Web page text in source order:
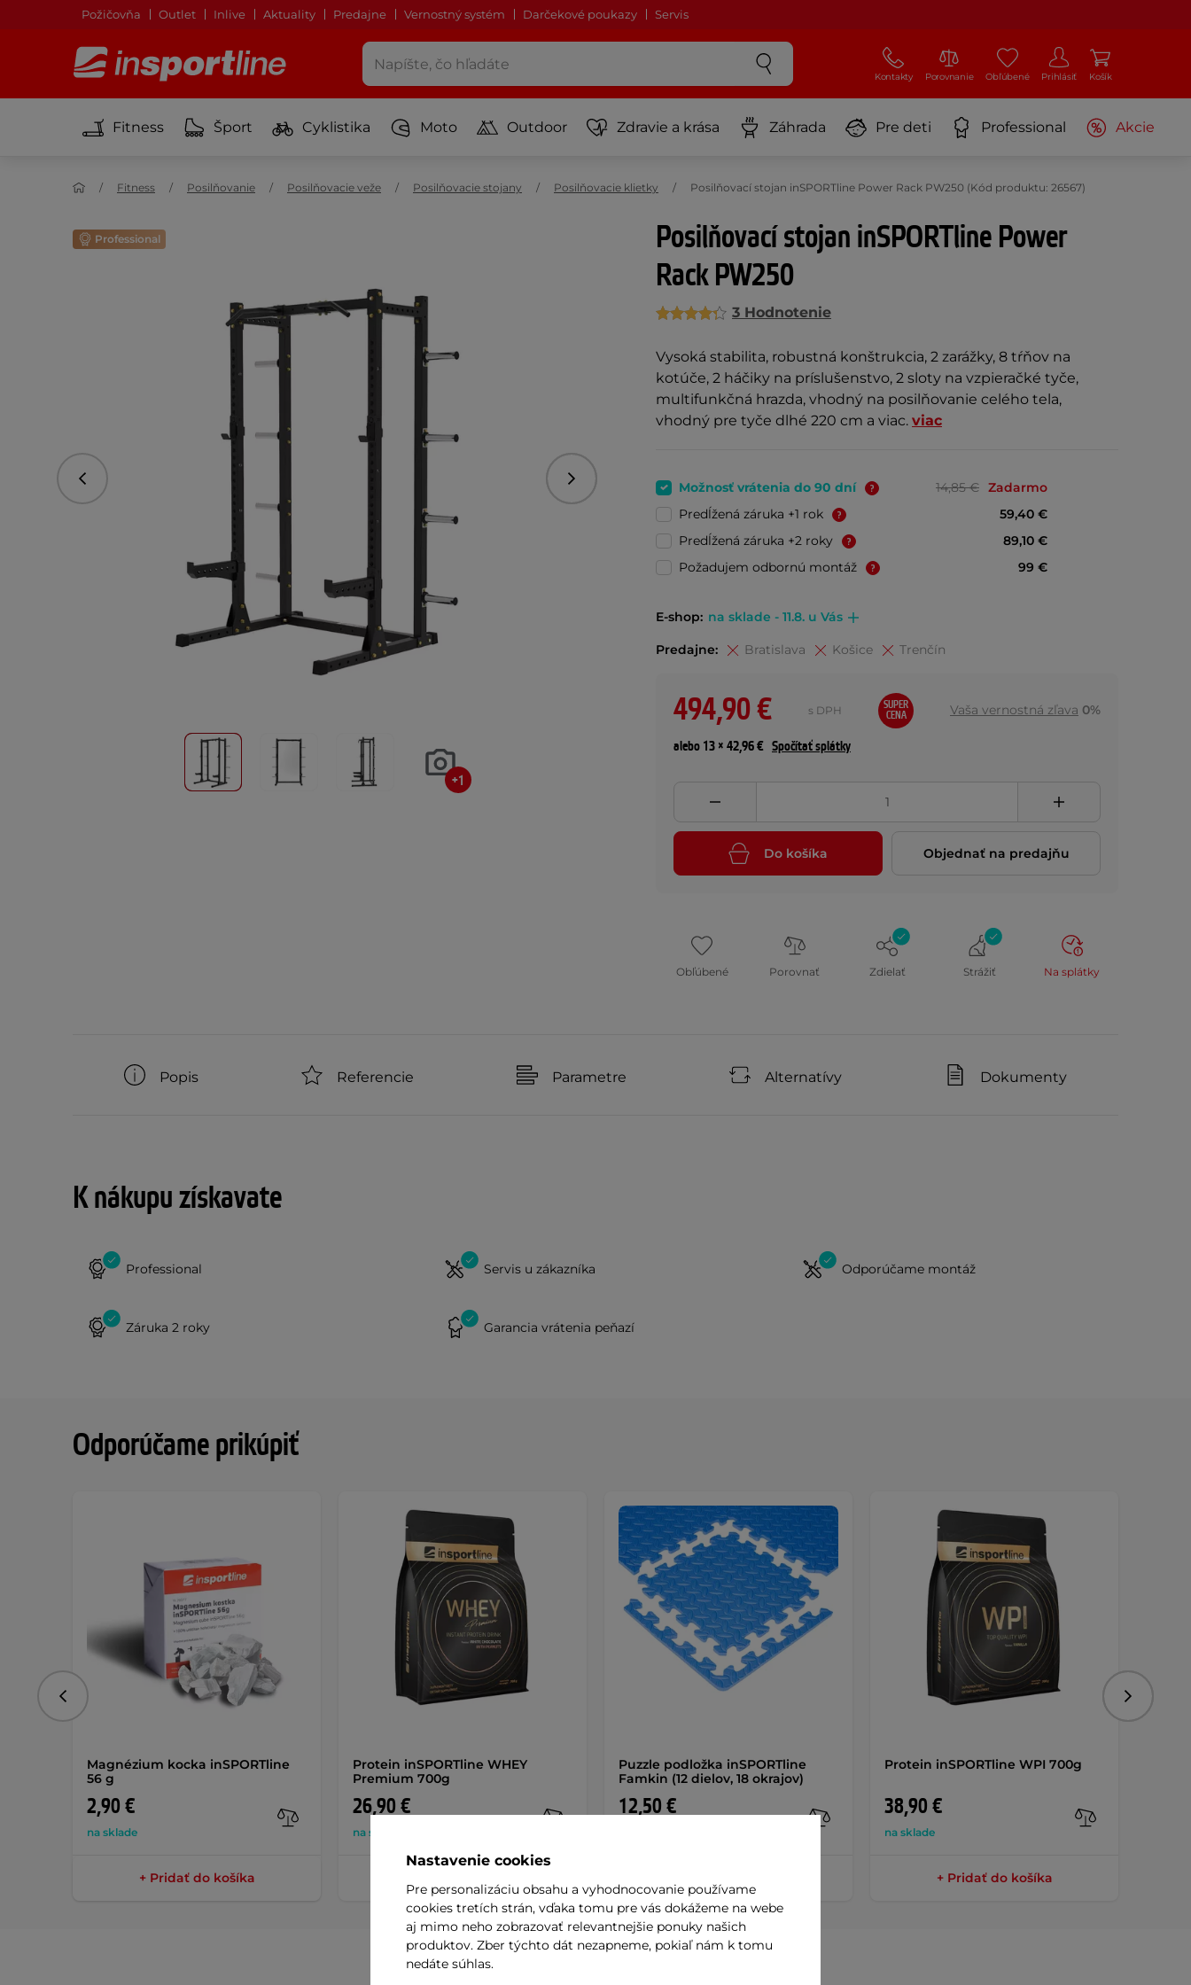
Požičovňa Outlet Inlive Aktuality Predajne Vernostný systém Darčekové poukazy Servis
Kontakty Porovnanie Obľúbené Prihlásiť Košík
Fitness Šport Cyklistika Moto Outdoor Zdravie a krása Záhrada Pre deti Professional Akcie
Fitness Posilňovanie Posilňovacie veže Posilňovacie stojany Posilňovacie klietky Posilňovací stojan inSPORTline Power Rack PW250 (Kód produktu: 26567)
Posilňovací stojan inSPORTline Power
Rack PW250
3 Hodnotenie
Vysoká stabilita, robustná konštrukcia, 2 zarážky, 8 tŕňov na
kotúče, 2 háčiky na príslušenstvo, 2 sloty na vzpieračké tyče,
multifunkčná hrazda, vhodný na posilňovanie celého tela,
vhodný pre tyče dlhé 220 cm a viac. viac
Professional
Predchádzajúce Nasledujúce
+1
Možnosť vrátenia do 90 dní 14,85 € Zadarmo
Predĺžená záruka +1 rok
59,40 €
Predĺžená záruka +2 roky
89,10 €
Požadujem odbornú montáž
99 €
E-shop: na sklade - 11.8. u Vás
Predajne: Bratislava Košice Trenčín
494,90 € s DPH
SUPER
CENA
Vaša vernostná zľava 0%
alebo 13 × 42,96 € Spočítať splátky
Do košíka Objednať na predajňu
Obľúbené Porovnať Zdielať Strážiť Na splátky
Popis Referencie Parametre Alternatívy Dokumenty
K nákupu získavate
Professional Servis u zákazníka Odporúčame montáž
Záruka 2 roky Garancia vrátenia peňazí
Odporúčame prikúpiť
Magnézium kocka inSPORTline
56 g
2,90 €
na sklade
+ Pridať do košíka
Protein inSPORTline WHEY
Premium 700g
26,90 €
na sklade
Puzzle podložka inSPORTline
Famkin (12 dielov, 18 okrajov)
12,50 €
Protein inSPORTline WPI 700g
38,90 €
na sklade
+ Pridať do košíka
Predchádzajúce
Nastavenie cookies
Pre personalizáciu obsahu a vyhodnocovanie používame
cookies tretích strán, vďaka tomu pre vás dokážeme na webe
aj mimo neho zobrazovať relevantnejšie ponuky našich
produktov. Zber týchto dát nezapneme, pokiaľ nám k tomu
nedáte súhlas.